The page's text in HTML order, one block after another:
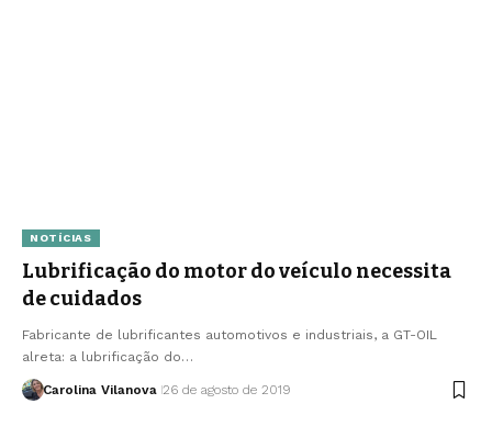
NOTÍCIAS
Lubrificação do motor do veículo necessita
de cuidados
Fabricante de lubrificantes automotivos e industriais, a GT-OIL
alreta: a lubrificação do…
Carolina Vilanova 26 de agosto de 2019